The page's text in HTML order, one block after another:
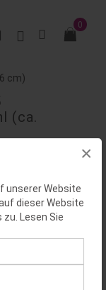
×
unserer Website
dieser Website
Lesen Sie
0
cm)
(ca.